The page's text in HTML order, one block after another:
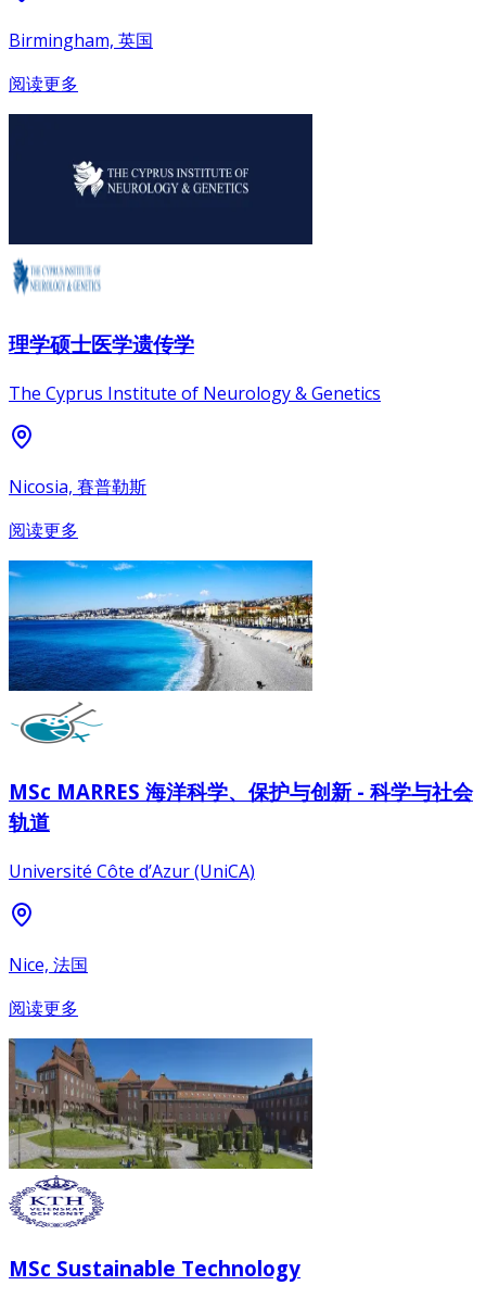
Birmingham, 英国
阅读更多
理学硕士医学遗传学
The Cyprus Institute of Neurology & Genetics
Nicosia, 賽普勒斯
阅读更多
MSc MARRES 海洋科学、保护与创新 - 科学与社会
轨道
Université Côte d’Azur (UniCA)
Nice, 法国
阅读更多
MSc Sustainable Technology